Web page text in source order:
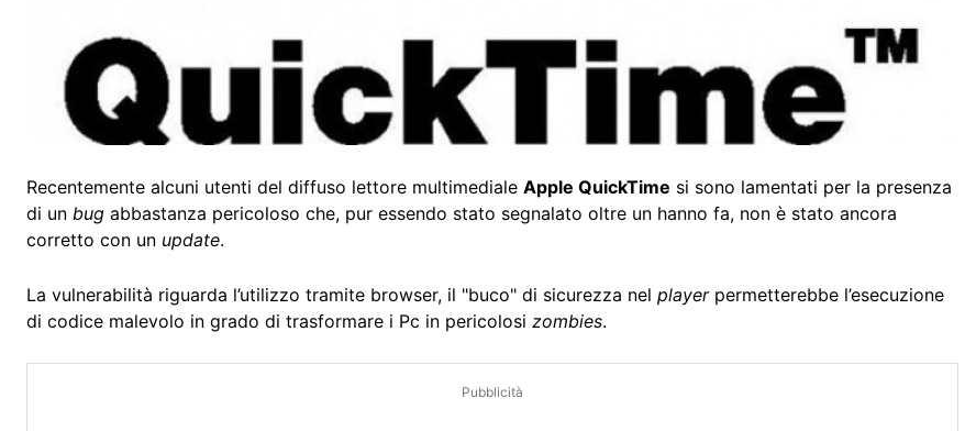
Recentemente alcuni utenti del diffuso lettore multimediale Apple QuickTime si sono lamentati per la presenza
di un bug abbastanza pericoloso che, pur essendo stato segnalato oltre un hanno fa, non è stato ancora
corretto con un update.
La vulnerabilità riguarda l’utilizzo tramite browser, il "buco" di sicurezza nel playerpermetterebbe l’esecuzione
di codice malevolo in grado di trasformare i Pc in pericolosi zombies.
Pubblicità